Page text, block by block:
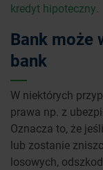
kredyt hipoteczny.
Bank może
bank
W niektórych
prawa np. z
Oznacza to, że
lub zostanie
losowych,